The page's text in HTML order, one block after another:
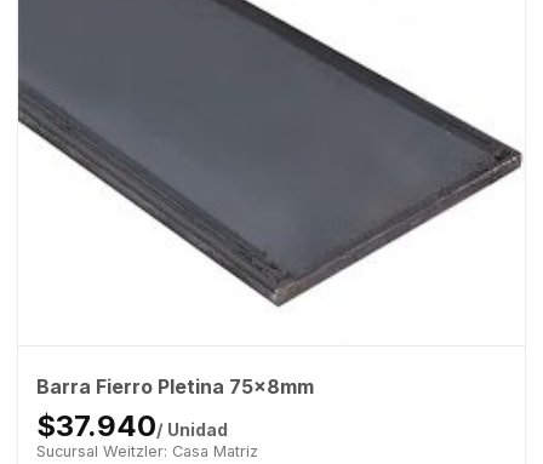
Barra Fierro Pletina 75x8mm
$37.940/ Unidad
Sucursal Weitzler: Casa Matriz